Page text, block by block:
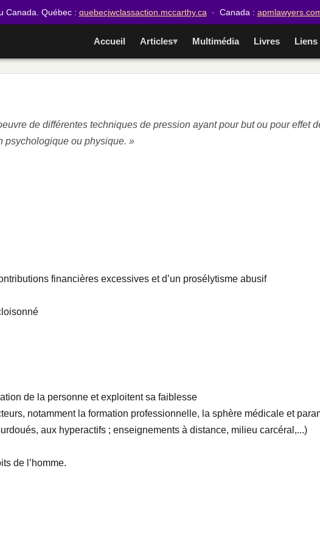
Canada. Québec : quebecjwclassaction.mccarthy.ca · Canada :
Accueil Articles Multimédia Livres Liens
de différentes techniques de pression ayant pour but ou pour effet
psychologique ou physique. »
financières excessives et d’un prosélytisme abusif
de la personne et exploitent sa faiblesse
notamment la formation professionnelle, la sphère médicale et
aux hyperactifs ; enseignements à distance, milieu carcéral,...)
de l’homme.